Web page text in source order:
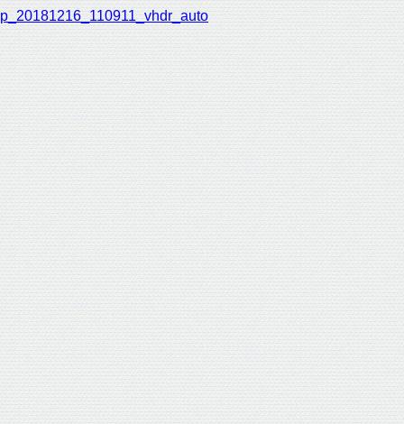
p_20181216_110911_vhdr_auto